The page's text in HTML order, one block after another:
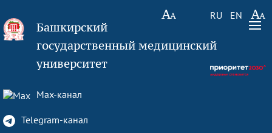
RU EN
Башкирский
государственный медицинский
университет
Max-канал
Telegram-канал